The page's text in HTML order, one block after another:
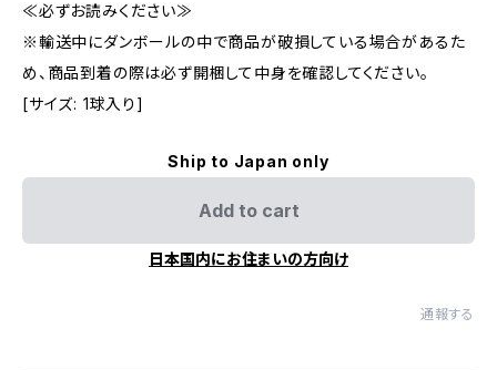
≪必ずお読みください≫
※輸送中にダンボールの中で商品が破損している場合があるた
め、商品到着の際は必ず開梱して中身を確認してください。
[サイズ: 1球入り]
Ship to Japan only
Add to cart
日本国内にお住まいの方向け
通報する